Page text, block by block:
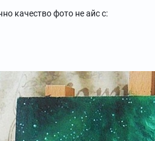
качество фото не айс с: